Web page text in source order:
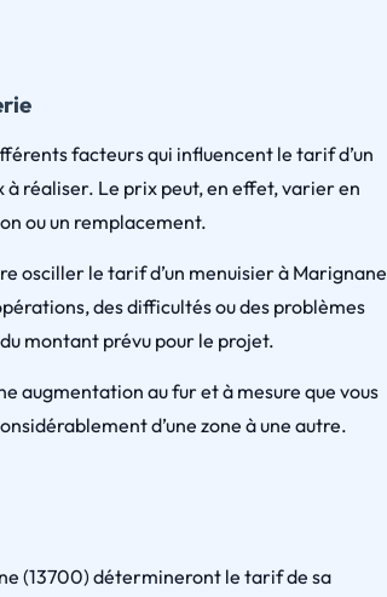
facteurs qui influencent le tarif d’un
à réaliser. Le prix peut, en effet, varier en
ou un remplacement.
osciller le tarif d’un menuisier à Marignane
des difficultés ou des problèmes
montant prévu pour le projet.
augmentation au fur et à mesure que vous
d’une zone à une autre.
(13700) détermineront le tarif de sa